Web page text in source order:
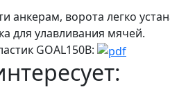
анкерам, ворота легко
для улавливания мячей.
GOAL150B: